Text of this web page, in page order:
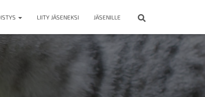
LIITY JÄSENEKSI JÄSENILLE